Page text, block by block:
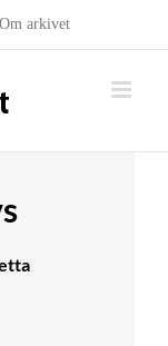
Om arkivet